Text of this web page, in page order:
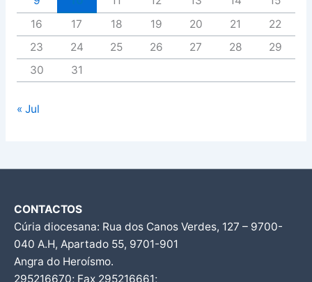
16
17 18 19 20 21
22
23
24 25 26 27 28
29
30
31
« Jul
CONTACTOS
Cúria diocesana: Rua dos Canos Verdes, 127 – 9700-
040 A.H, Apartado 55, 9701-901
Angra do Heroísmo.
295216670; Fax 295216661;